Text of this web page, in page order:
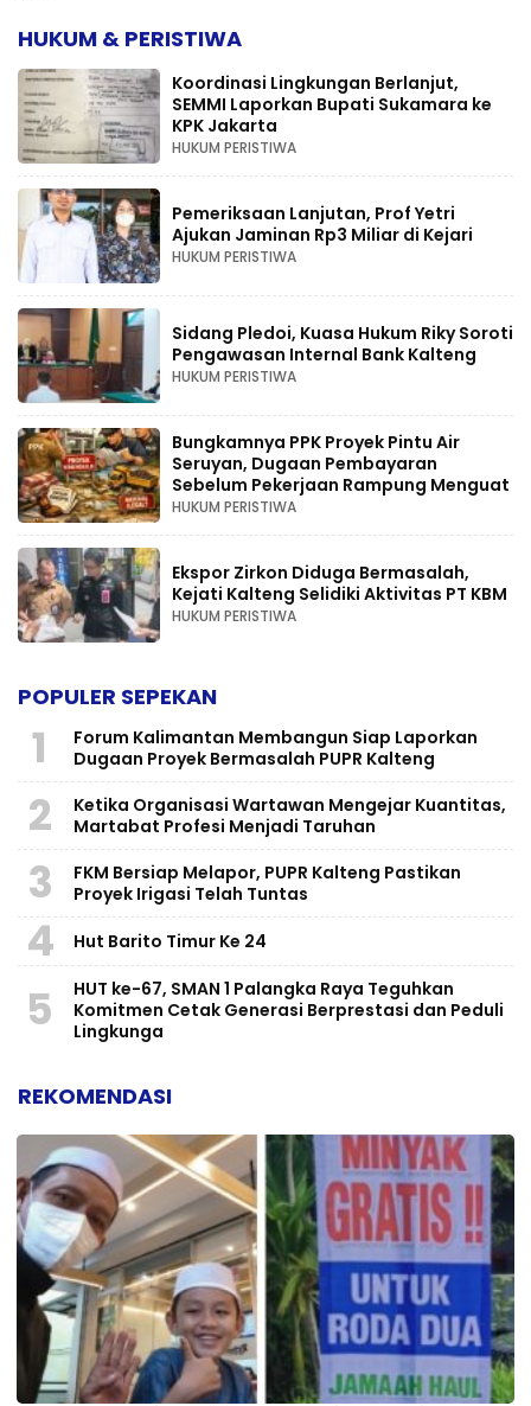
HUKUM & PERISTIWA
Koordinasi Lingkungan Berlanjut,
SEMMI Laporkan Bupati Sukamara ke
KPK Jakarta
HUKUM PERISTIWA
Pemeriksaan Lanjutan, Prof Yetri
Ajukan Jaminan Rp3 Miliar di Kejari
HUKUM PERISTIWA
Sidang Pledoi, Kuasa Hukum Riky Soroti
Pengawasan Internal Bank Kalteng
HUKUM PERISTIWA
Bungkamnya PPK Proyek Pintu Air
Seruyan, Dugaan Pembayaran
Sebelum Pekerjaan Rampung Menguat
HUKUM PERISTIWA
Ekspor Zirkon Diduga Bermasalah,
Kejati Kalteng Selidiki Aktivitas PT KBM
HUKUM PERISTIWA
POPULER SEPEKAN
1
Forum Kalimantan Membangun Siap Laporkan
Dugaan Proyek Bermasalah PUPR Kalteng
2
Ketika Organisasi Wartawan Mengejar Kuantitas,
Martabat Profesi Menjadi Taruhan
3
FKM Bersiap Melapor, PUPR Kalteng Pastikan
Proyek Irigasi Telah Tuntas
4 Hut Barito Timur Ke 24
5
HUT ke-67, SMAN 1 Palangka Raya Teguhkan
Komitmen Cetak Generasi Berprestasi dan Peduli
Lingkunga
REKOMENDASI